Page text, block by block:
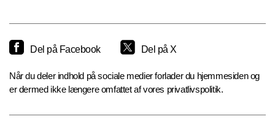
Del på Facebook Del på X
Når du deler indhold på sociale medier forlader du hjemmesiden og
er dermed ikke længere omfattet af vores privatlivspolitik.